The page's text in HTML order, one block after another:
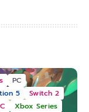
PC
5
Switch 2
Xbox Series